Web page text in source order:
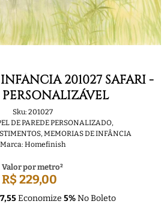
201027 SAFARI -
Sku: 201027
DE PAREDE PERSONALIZADO,
,MEMORIAS DE INFÂNCIA
Marca: Homefinish
Valor por metro²
R$ 229,00
Economize 5%No Boleto